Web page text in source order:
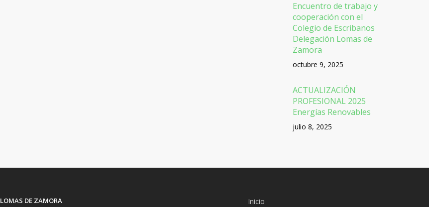
Encuentro de trabajo y
cooperación con el
Colegio de Escribanos
Delegación Lomas de
Zamora
octubre 9, 2025
ACTUALIZACIÓN
PROFESIONAL 2025
Energías Renovables
julio 8, 2025
DE ZAMORA Inicio